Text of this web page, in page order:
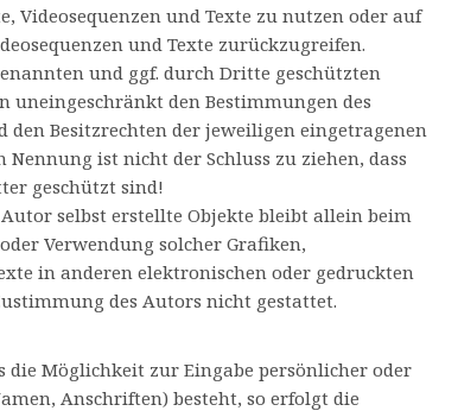
Videosequenzen und Texte zu nutzen oder auf
und Texte zurückzugreifen.
und ggf. durch Dritte geschützten
den Bestimmungen des
Besitzrechten der jeweiligen eingetragenen
ist nicht der Schluss zu ziehen, dass
geschützt sind!
selbst erstellte Objekte bleibt allein beim
Verwendung solcher Grafiken,
in anderen elektronischen oder gedruckten
des Autors nicht gestattet.
die Möglichkeit zur Eingabe persönlicher oder
Anschriften) besteht, so erfolgt die